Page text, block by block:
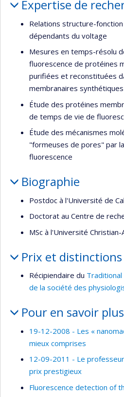
Expertise de
Relations structure-fonction
dépendants du voltage
Mesures en temps-résolu
fluorescence de protéines
purifiées et reconstituées
membranaires synthétiques
Étude des protéines
de temps de vie de
Étude des mécanismes
"formeuses de pores" par
fluorescence
Biographie
Postdoc à l'Université de
Doctorat au Centre de
MSc à l'Université
Prix et distinctions
Récipiendaire du Traditional
de la société des
Pour en savoir
19-12-2008 - Les «
mieux comprises
12-09-2011 - Le
prix prestigieux
Fluorescence detection of